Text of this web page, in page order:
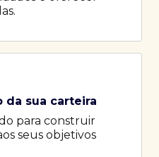
da sua carteira
para construir
seus objetivos